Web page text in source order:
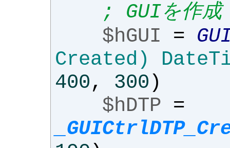
; GUIを作成
$hGUI
=
Created)
400, 300 )
$hDTP =